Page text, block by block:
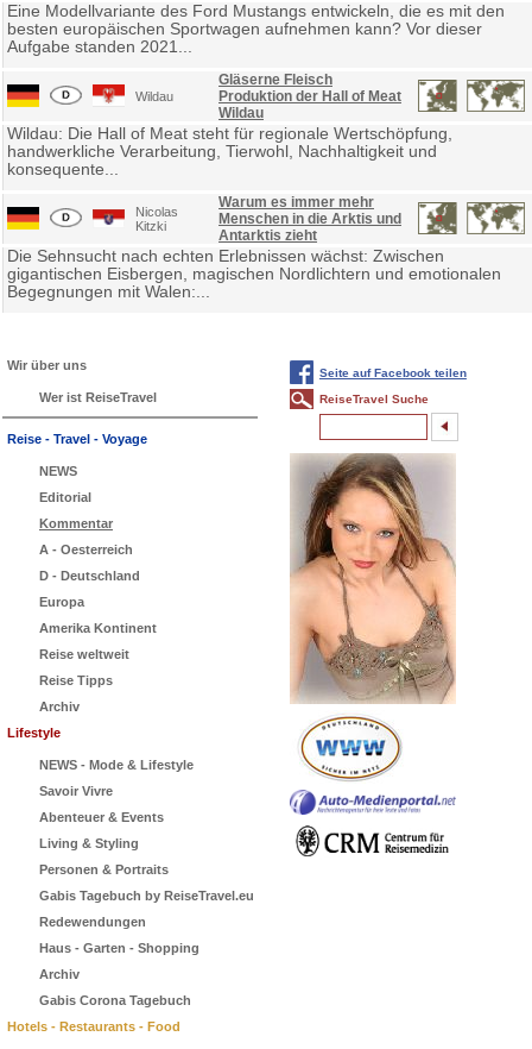
Eine Modellvariante des Ford Mustangs entwickeln, die es mit den
besten europäischen Sportwagen aufnehmen kann? Vor dieser
Aufgabe standen 2021...
Wildau
Gläserne Fleisch
Produktion der Hall of Meat
Wildau
Wildau: Die Hall of Meat steht für regionale Wertschöpfung,
handwerkliche Verarbeitung, Tierwohl, Nachhaltigkeit und
konsequente...
Nicolas
Kitzki
Warum es immer mehr
Menschen in die Arktis und
Antarktis zieht
Die Sehnsucht nach echten Erlebnissen wächst: Zwischen
gigantischen Eisbergen, magischen Nordlichtern und emotionalen
Begegnungen mit Walen:...
Wir über uns
Wer ist ReiseTravel
Reise - Travel - Voyage
NEWS
Editorial
Kommentar
A - Oesterreich
D - Deutschland
Europa
Amerika Kontinent
Reise weltweit
Reise Tipps
Archiv
Lifestyle
NEWS - Mode & Lifestyle
Savoir Vivre
Abenteuer & Events
Living & Styling
Personen & Portraits
Gabis Tagebuch by ReiseTravel.eu
Redewendungen
Haus - Garten - Shopping
Archiv
Gabis Corona Tagebuch
Hotels - Restaurants - Food
Seite auf Facebook teilen
ReiseTravel Suche